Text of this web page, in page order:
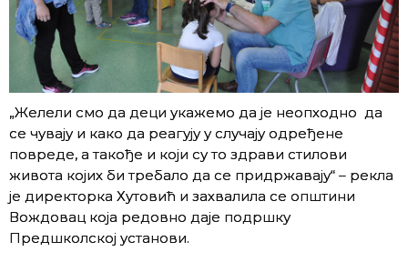
„Желели смо да деци укажемо да је неопходно да
се чувају и како да реагују у случају одређене
повреде, а такође и који су то здрави стилови
живота којих би требало да се придржавају“ – рекла
је директорка Хутовић и захвалила се општини
Вождовац која редовно даје подршку
Предшколској установи.